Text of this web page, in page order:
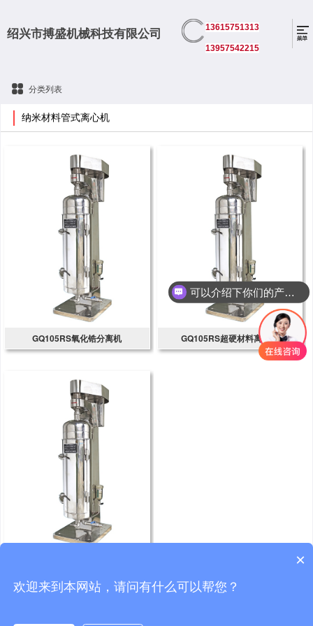
绍兴市搏盛机械科技有限公司 13615751313
13957542215
分类列表
纳米材料管式离心机
GQ105RS氧化锆分离机 GQ105RS超硬材料离心机
可以介绍下你们的产品么
×
欢迎来到本网站，请问有什么可以帮您？